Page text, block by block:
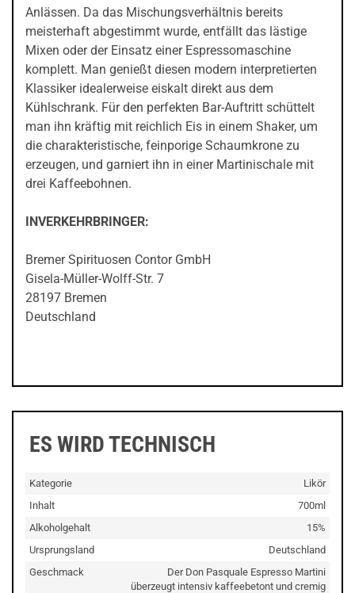
Anlässen. Da das Mischungsverhältnis bereits
meisterhaft abgestimmt wurde, entfällt das lästige
Mixen oder der Einsatz einer Espressomaschine
komplett. Man genießt diesen modern interpretierten
Klassiker idealerweise eiskalt direkt aus dem
Kühlschrank. Für den perfekten Bar-Auftritt schüttelt
man ihn kräftig mit reichlich Eis in einem Shaker, um
die charakteristische, feinporige Schaumkrone zu
erzeugen, und garniert ihn in einer Martinischale mit
drei Kaffeebohnen.
INVERKEHRBRINGER:
Bremer Spirituosen Contor GmbH
Gisela-Müller-Wolff-Str. 7
28197 Bremen
Deutschland
ES WIRD TECHNISCH
Kategorie
Likör
Inhalt
700ml
Alkoholgehalt
15%
Ursprungsland
Deutschland
Geschmack
Der Don Pasquale Espresso Martini
überzeugt intensiv kaffeebetont und cremig